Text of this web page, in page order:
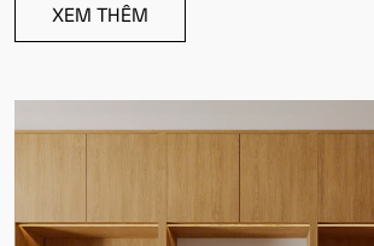
XEM THÊM